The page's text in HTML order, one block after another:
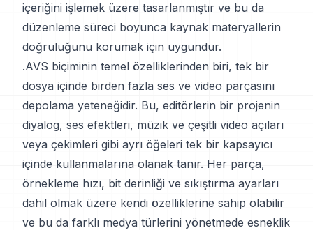
içeriğini işlemek üzere tasarlanmıştır ve bu da
düzenleme süreci boyunca kaynak materyallerin
doğruluğunu korumak için uygundur.
.AVS biçiminin temel özelliklerinden biri, tek bir
dosya içinde birden fazla ses ve video parçasını
depolama yeteneğidir. Bu, editörlerin bir projenin
diyalog, ses efektleri, müzik ve çeşitli video açıları
veya çekimleri gibi ayrı öğeleri tek bir kapsayıcı
içinde kullanmalarına olanak tanır. Her parça,
örnekleme hızı, bit derinliği ve sıkıştırma ayarları
dahil olmak üzere kendi özelliklerine sahip olabilir
ve bu da farklı medya türlerini yönetmede esneklik